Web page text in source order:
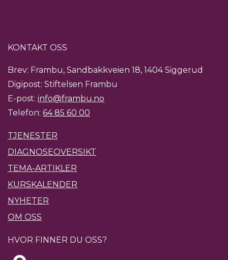
KONTAKT OSS
Brev: Frambu, Sandbakkveien 18, 1404 Siggerud
Digipost: Stiftelsen Frambu
E-post: info@frambu.no
Telefon: 64 85 60 00
TJENESTER
DIAGNOSEOVERSIKT
TEMA-ARTIKLER
KURSKALENDER
NYHETER
OM OSS
HVOR FINNER DU OSS?